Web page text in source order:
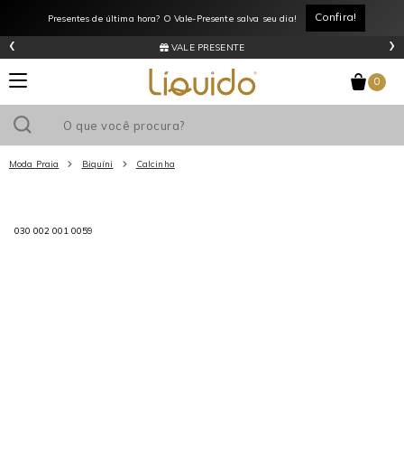
Presentes de última hora? O Vale-Presente salva seu dia! Confira!
VALE PRESENTE
‹ ›
0
Moda Praia Biquíni Calcinha
030 002 001 0059